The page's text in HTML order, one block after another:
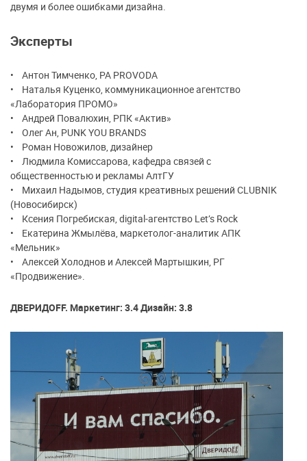
двумя и более ошибками дизайна.
Эксперты
• Антон Тимченко, РА PROVODA
• Наталья Куценко, коммуникационное агентство
«Лаборатория ПРОМО»
• Андрей Повалюхин, РПК «Актив»
• Олег Ан, PUNK YOU BRANDS
• Роман Новожилов, дизайнер
• Людмила Комиссарова, кафедра связей с
общественностью и рекламы АлтГУ
• Михаил Надымов, студия креативных решений CLUBNIK
(Новосибирск)
• Ксения Погребиская, digital-агентство Let’s Rock
• Екатерина Жмылёва, маркетолог-аналитик АПК
«Мельник»
• Алексей Холоднов и Алексей Мартышкин, РГ
«Продвижение».
ДВЕРИДОFF. Маркетинг: 3.4 Дизайн: 3.8